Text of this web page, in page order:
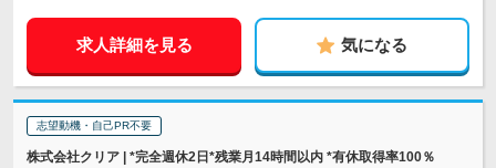
求人詳細を見る 気になる
志望動機・自己PR不要
株式会社クリア | *完全週休2日*残業月14時間以内 *有休取得率100％